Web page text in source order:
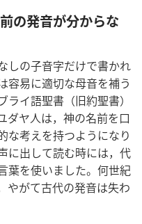
の発音が分からな
しの子音字だけで書かれ
容易に適切な母音を補う
イ語聖書（旧約聖書）
ダヤ人は，神の名前を口
な考えを持つようになり
に出して読む時には，代
葉を使いました。何世紀
やがて古代の発音は失わ